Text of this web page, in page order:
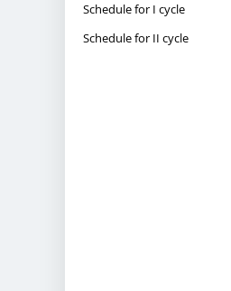
Schedule for I cycle
Schedule for II cycle